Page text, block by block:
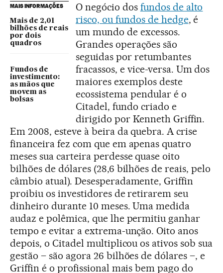
MAIS INFORMAÇÕES
Mais de 2,01
bilhões de reais
por dois
quadros
Fundos de
investimento:
as mãos que
movem as
bolsas
O negócio dos fundos de alto
risco, ou fundos de hedge, é
um mundo de excessos.
Grandes operações são
seguidas por retumbantes
fracassos, e vice-versa. Um dos
maiores exemplos deste
ecossistema pendular é o
Citadel, fundo criado e
dirigido por Kenneth Griffin.
Em 2008, esteve à beira da quebra. A crise
financeira fez com que em apenas quatro
meses sua carteira perdesse quase oito
bilhões de dólares (28,6 bilhões de reais, pelo
câmbio atual). Desesperadamente, Griffin
proibiu os investidores de retirarem seu
dinheiro durante 10 meses. Uma medida
audaz e polêmica, que lhe permitiu ganhar
tempo e evitar a extrema-unção. Oito anos
depois, o Citadel multiplicou os ativos sob sua
gestão – são agora 26 bilhões de dólares –, e
Griffin é o profissional mais bem pago do